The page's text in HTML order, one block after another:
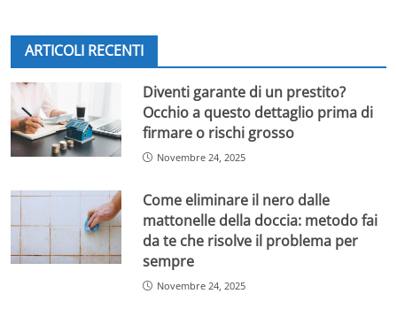
ARTICOLI RECENTI
Diventi garante di un prestito?
Occhio a questo dettaglio prima di
firmare o rischi grosso
Novembre 24, 2025
Come eliminare il nero dalle
mattonelle della doccia: metodo fai
da te che risolve il problema per
sempre
Novembre 24, 2025